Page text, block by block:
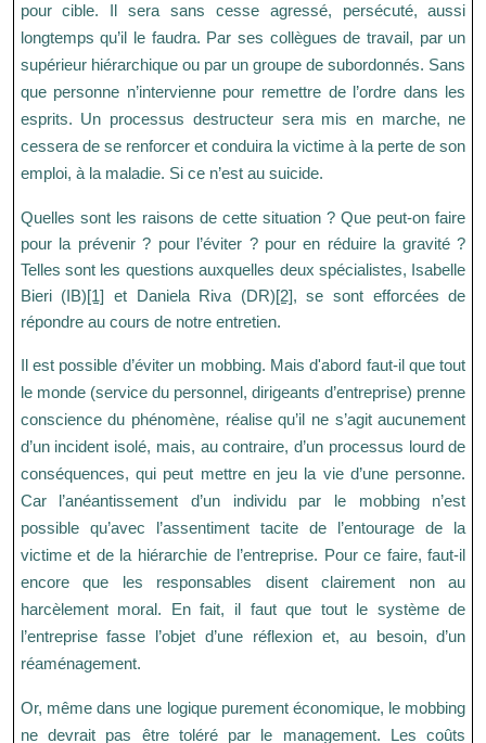
pour cible. Il sera sans cesse agressé, persécuté, aussi
longtemps qu’il le faudra. Par ses collègues de travail, par un
supérieur hiérarchique ou par un groupe de subordonnés. Sans
que personne n’intervienne pour remettre de l’ordre dans les
esprits. Un processus destructeur sera mis en marche, ne
cessera de se renforcer et conduira la victime à la perte de son
emploi, à la maladie. Si ce n’est au suicide.
Quelles sont les raisons de cette situation ? Que peut-on faire
pour la prévenir ? pour l’éviter ? pour en réduire la gravité ?
Telles sont les questions auxquelles deux spécialistes, Isabelle
Bieri (IB)[1] et Daniela Riva (DR)[2], se sont efforcées de
répondre au cours de notre entretien.
Il est possible d’éviter un mobbing. Mais d'abord faut-il que tout
le monde (service du personnel, dirigeants d’entreprise) prenne
conscience du phénomène, réalise qu’il ne s’agit aucunement
d’un incident isolé, mais, au contraire, d’un processus lourd de
conséquences, qui peut mettre en jeu la vie d’une personne.
Car l’anéantissement d’un individu par le mobbing n’est
possible qu’avec l’assentiment tacite de l’entourage de la
victime et de la hiérarchie de l’entreprise. Pour ce faire, faut-il
encore que les responsables disent clairement non au
harcèlement moral. En fait, il faut que tout le système de
l’entreprise fasse l’objet d’une réflexion et, au besoin, d’un
réaménagement.
Or, même dans une logique purement économique, le mobbing
ne devrait pas être toléré par le management. Les coûts